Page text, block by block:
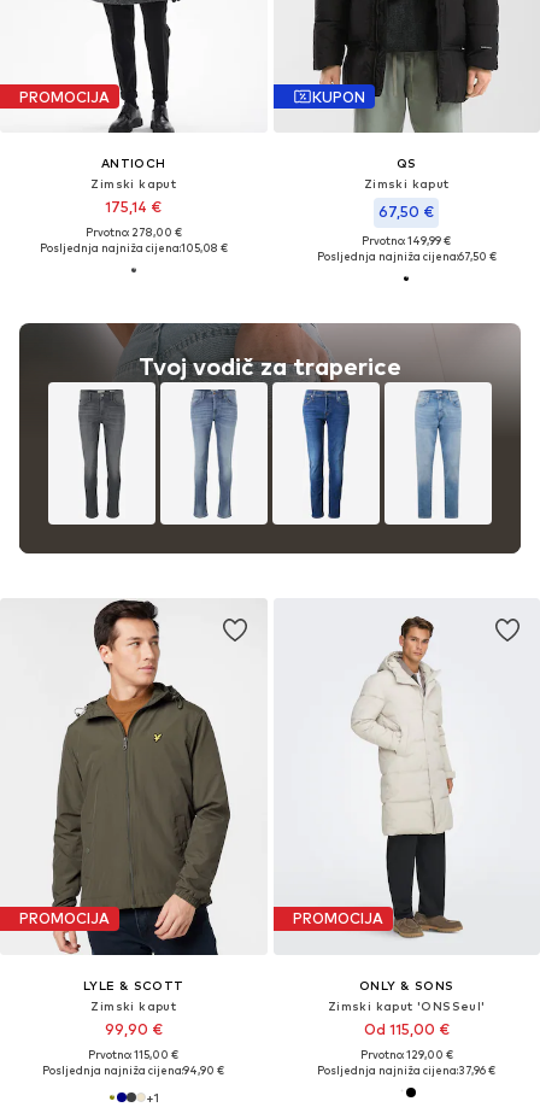
PROMOCIJA
ANTIOCH
Zimski kaput
175,14 €
Prvotno: 278,00 €
Posljednja najniža cijena:105,08 €
KUPON
QS
Zimski kaput
67,50 €
Prvotno: 149,99 €
Posljednja najniža cijena:67,50 €
Tvoj vodič za traperice
PROMOCIJA
LYLE & SCOTT
Zimski kaput
99,90 €
Prvotno: 115,00 €
Posljednja najniža cijena:94,90 €
+1
PROMOCIJA
ONLY & SONS
Zimski kaput 'ONSSeul'
Od 115,00 €
Prvotno: 129,00 €
Posljednja najniža cijena:37,96 €